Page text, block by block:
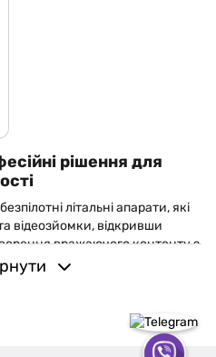
рішення для
літальні апарати, які
відеозйомки, відкривши
вражаючого контенту з
інтернет-магазин пропонує
від провідних світових
для користувачів будь-